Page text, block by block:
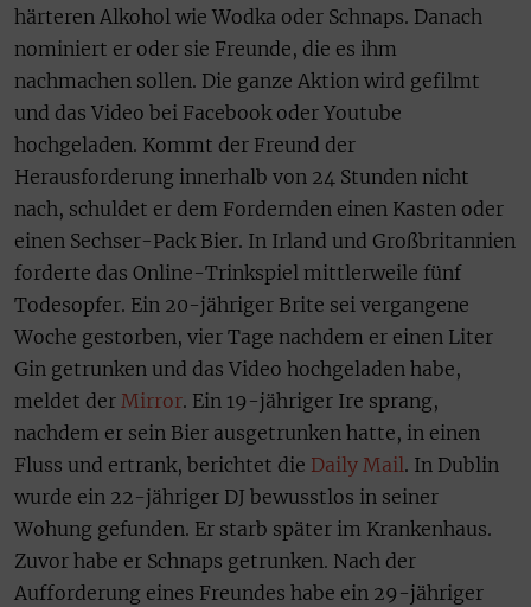
härteren Alkohol wie Wodka oder Schnaps. Danach
nominiert er oder sie Freunde, die es ihm
nachmachen sollen. Die ganze Aktion wird gefilmt
und das Video bei Facebook oder Youtube
hochgeladen. Kommt der Freund der
Herausforderung innerhalb von 24 Stunden nicht
nach, schuldet er dem Fordernden einen Kasten oder
einen Sechser-Pack Bier. In Irland und Großbritannien
forderte das Online-Trinkspiel mittlerweile fünf
Todesopfer. Ein 20-jähriger Brite sei vergangene
Woche gestorben, vier Tage nachdem er einen Liter
Gin getrunken und das Video hochgeladen habe,
meldet der Mirror. Ein 19-jähriger Ire sprang,
nachdem er sein Bier ausgetrunken hatte, in einen
Fluss und ertrank, berichtet die Daily Mail. In Dublin
wurde ein 22-jähriger DJ bewusstlos in seiner
Wohung gefunden. Er starb später im Krankenhaus.
Zuvor habe er Schnaps getrunken. Nach der
Aufforderung eines Freundes habe ein 29-jähriger